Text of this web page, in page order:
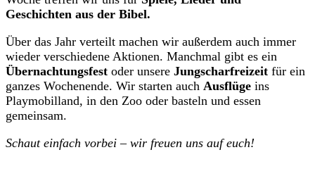
Geschichten aus der Bibel.
Über das Jahr verteilt machen wir außerdem auch immer
wieder verschiedene Aktionen. Manchmal gibt es ein
Übernachtungsfest oder unsere Jungscharfreizeit für ein
ganzes Wochenende. Wir starten auch Ausflüge ins
Playmobilland, in den Zoo oder basteln und essen
gemeinsam.
Schaut einfach vorbei – wir freuen uns auf euch!